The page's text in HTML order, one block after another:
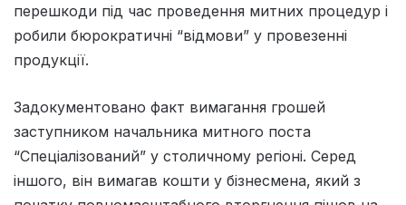
перешкоди під час проведення митних процедур і
робили бюрократичні “відмови” у провезенні
продукції.
Задокументовано факт вимагання грошей
заступником начальника митного поста
“Спеціалізований” у столичному регіоні. Серед
іншого, він вимагав кошти у бізнесмена, який з